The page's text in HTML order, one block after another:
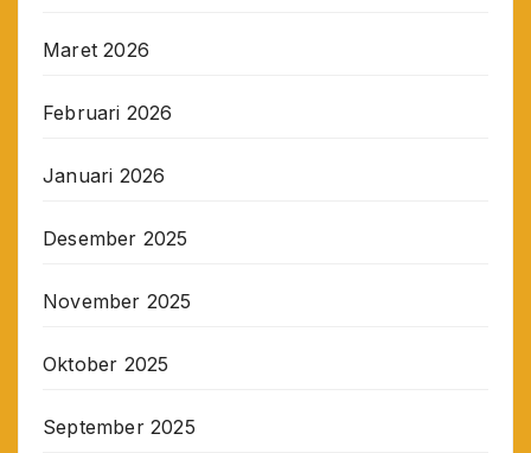
Maret 2026
Februari 2026
Januari 2026
Desember 2025
November 2025
Oktober 2025
September 2025